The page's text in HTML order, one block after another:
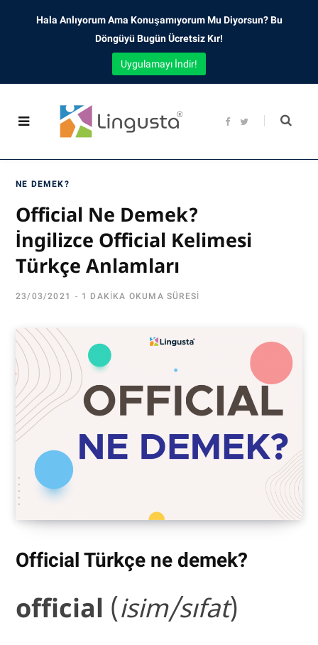
F
b
t
NE DEMEK?
Official Ne Demek?
İngilizce Official Kelimesi
Türkçe Anlamları
23/03/2021 1 DAKIKA OKUMA SÜRESI
Official Türkçe ne demek?
official (isim/sıfat)
Hala Anlıyorum Ama Konuşamıyorum Mu Diyorsun? Bu
Döngüyü Bugün Ücretsiz Kır!
Uygulamayı İndir!